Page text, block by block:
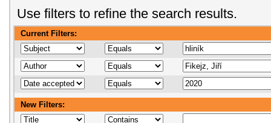
Use filters to refine the search results.
Current Filters:
New Filters: